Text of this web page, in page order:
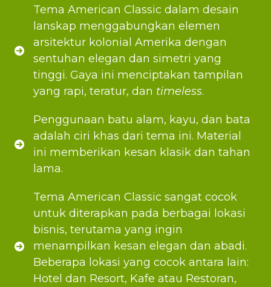
Tema American Classic dalam desain
lanskap menggabungkan elemen
arsitektur kolonial Amerika dengan
sentuhan elegan dan simetri yang
tinggi. Gaya ini menciptakan tampilan
yang rapi, teratur, dan timeless.
Penggunaan batu alam, kayu, dan bata
adalah ciri khas dari tema ini. Material
ini memberikan kesan klasik dan tahan
lama.
Tema American Classic sangat cocok
untuk diterapkan pada berbagai lokasi
bisnis, terutama yang ingin
menampilkan kesan elegan dan abadi.
Beberapa lokasi yang cocok antara lain:
Hotel dan Resort, Kafe atau Restoran,